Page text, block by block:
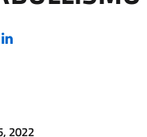
2022